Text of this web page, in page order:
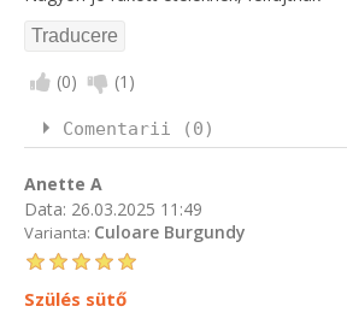
(0) (1 )
Comentarii (0)
Anette A
Data: 26.03.2025 11:49
Varianta: Culoare Burgundy
Szülés sütő